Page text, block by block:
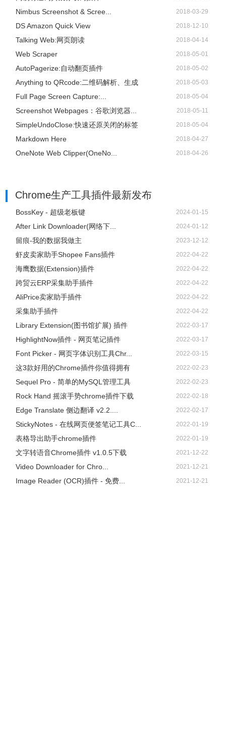
Nimbus Screenshot & Scree... 2018-03-29
DS Amazon Quick View 2018-12-10
Talking Web:网页朗读 2018-04-14
Web Scraper 2018-05-01
AutoPagerize:自动翻页插件 2018-05-02
Anything to QRcode:二维码解析、生成 2018-05-03
Full Page Screen Capture:... 2018-05-04
Screenshot Webpages：谷歌浏览器... 2018-05-11
SimpleUndoClose:快速还原关闭的标签 2018-05-04
Markdown Here 2018-04-27
OneNote Web Clipper(OneNo... 2018-04-26
Chrome生产工具插件最新发布
BossKey - 超级老板键 2024-01-15
After Link Downloader(网络下... 2024-01-12
留痕-我的数据我做主 2023-12-12
虾皮卖家助手Shopee Fans插件 2022-04-22
海鹰数据(Extension)插件 2022-04-22
跨贸云ERP采集助手插件 2022-04-22
AliPrice卖家助手插件 2022-04-22
采集助手插件 2022-04-22
Library Extension(图书馆扩展) 插件 2022-03-17
HighlightNow插件 - 网页笔记插件 2022-03-17
Font Picker - 网页字体识别工具Chr... 2022-03-15
这3款好用的Chrome插件你值得拥有 2022-02-23
Sequel Pro - 简单的MySQL管理工具 2022-02-23
Rock Hand 摇滚手势chrome插件下载 2022-02-18
Edge Translate 侧边翻译 v2.2.... 2022-02-17
StickyNotes - 在线网页便签笔记工具C... 2022-01-19
表格导出助手chrome插件 2022-01-19
文字转语音Chrome插件 v1.0.5下载 2021-12-22
Video Downloader for Chro... 2021-12-21
Image Reader (OCR)插件 - 免费... 2021-12-21